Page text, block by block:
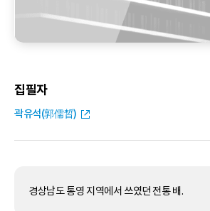
집필자
곽유석(郭儒晳)
경상남도 통영 지역에서 쓰였던 전통 배.